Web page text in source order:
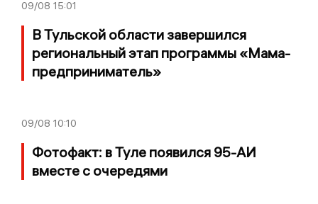
09/08 15:01
В Тульской области завершился
региональный этап программы «Мама-
предприниматель»
09/08 10:10
Фотофакт: в Туле появился 95-АИ
вместе с очередями